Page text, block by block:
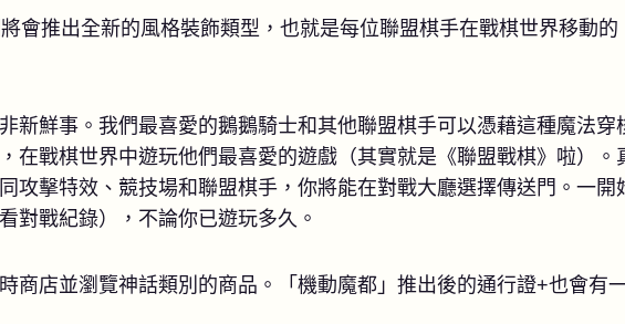
會推出全新的風格裝飾類型，也就是每位聯盟棋手在戰棋世界移動的
新鮮事。我們最喜愛的鵝鵝騎士和其他聯盟棋手可以憑藉這種魔法穿
在戰棋世界中遊玩他們最喜愛的遊戲（其實就是《聯盟戰棋》啦）。
攻擊特效、競技場和聯盟棋手，你將能在對戰大廳選擇傳送門。一開
對戰紀錄），不論你已遊玩多久。
商店並瀏覽神話類別的商品。「機動魔都」推出後的通行證+也會有